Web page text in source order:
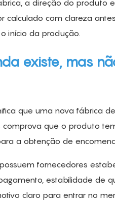
a direção do produto
com clareza
início da produção.
existe, mas
que uma nova fábrica
que o produto
a obtenção de
fornecedores
estabilidade de
claro para entrar no